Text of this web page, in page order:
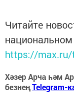
Читайте
https://
Хәзер Арча һәм
безнеңTelegram-